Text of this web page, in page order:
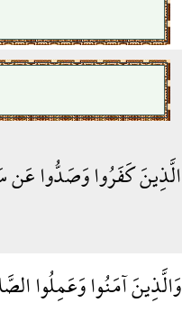
الَّذِينَ كَفَرُوا وَصَدُّوا عَن
وَالَّذِينَ آمَنُوا وَعَمِلُوا